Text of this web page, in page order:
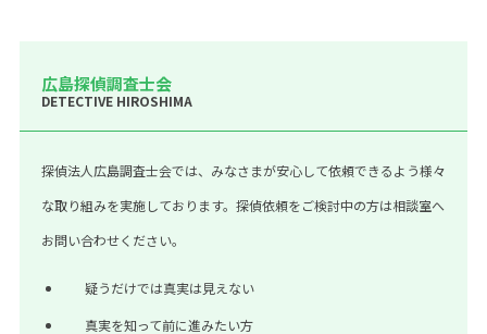
広島探偵調査士会
DETECTIVE HIROSHIMA
探偵法人広島調査士会では、みなさまが安心して依頼できるよう様々
な取り組みを実施しております。探偵依頼をご検討中の方は相談室へ
お問い合わせください。
疑うだけでは真実は見えない
真実を知って前に進みたい方